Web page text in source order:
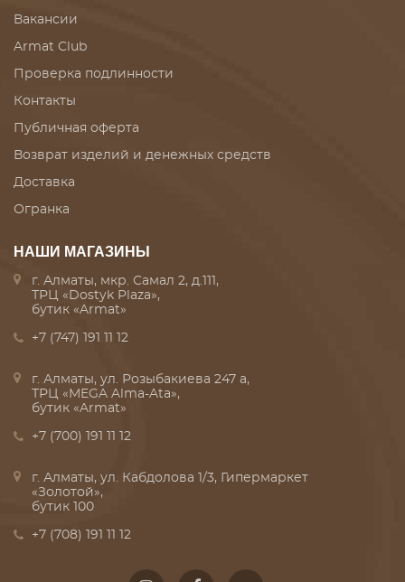
Вакансии
Armat Club
Проверка подлинности
Контакты
Публичная оферта
Возврат изделий и денежных средств
Доставка
Огранка
НАШИ МАГАЗИНЫ
г. Алматы, мкр. Самал 2, д.111,
ТРЦ «Dostyk Plaza»,
бутик «Armat»
+7 (747) 191 11 12
г. Алматы, ул. Розыбакиева 247 а,
ТРЦ «MEGA Alma-Ata»,
бутик «Armat»
+7 (700) 191 11 12
г. Алматы, ул. Кабдолова 1/3, Гипермаркет
«Золотой»,
бутик 100
+7 (708) 191 11 12